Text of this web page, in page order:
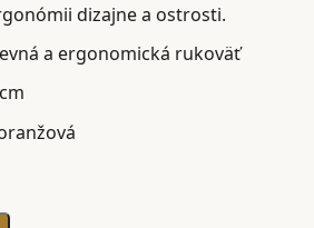
dizajne a ostrosti.
a ergonomická rukoväť